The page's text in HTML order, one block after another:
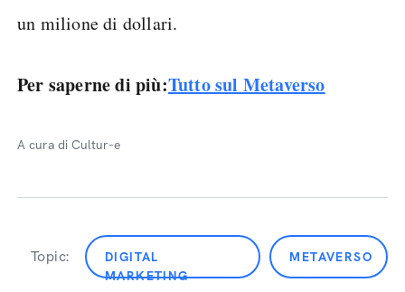
un milione di dollari.
Per saperne di più:Tutto sul Metaverso
A cura di Cultur-e
Topic:
DIGITAL
MARKETING
METAVERSO